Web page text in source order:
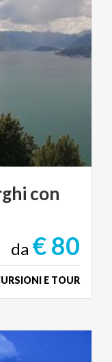
con
da € 80
E TOUR